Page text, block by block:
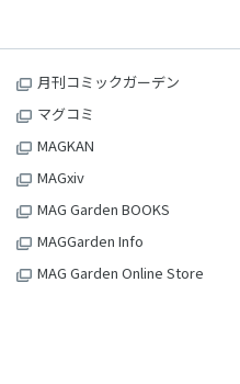
月刊コミックガーデン
マグコミ
MAGKAN
MAGxiv
MAG Garden BOOKS
MAGGarden Info
MAG Garden Online Store